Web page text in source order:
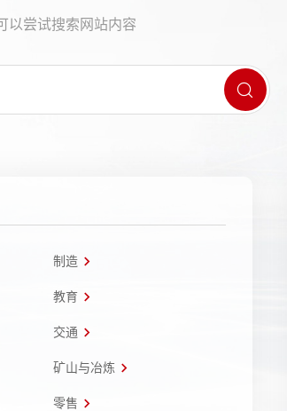
以尝试搜索网站内容
制造
教育
交通
矿山与冶炼
零售